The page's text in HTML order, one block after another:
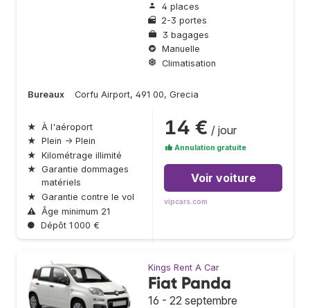
4 places
2-3 portes
3 bagages
Manuelle
Climatisation
Bureaux Corfu Airport, 491 00, Grecia
★ À l'aéroport
★ Plein → Plein
★ Kilométrage illimité
★ Garantie dommages
matériels
★ Garantie contre le vol
⚠ Âge minimum 21
● Dépôt 1 000 €
14 € / jour
Annulation gratuite
Voir voiture
vipcars.com
Kings Rent A Car
Fiat Panda
16 - 22 septembre